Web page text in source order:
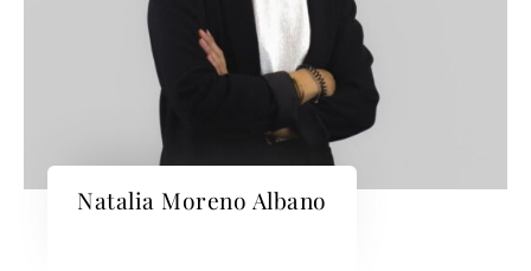
Natalia Moreno Albano